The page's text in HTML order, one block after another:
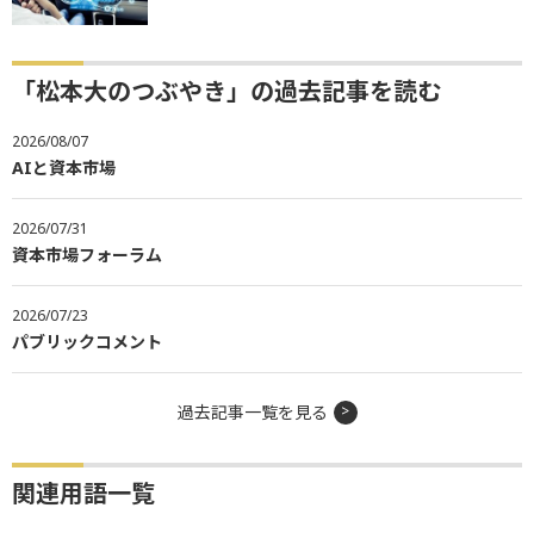
「松本大のつぶやき」の過去記事を読む
2026/08/07
AIと資本市場
2026/07/31
資本市場フォーラム
2026/07/23
パブリックコメント
過去記事一覧を見る
関連用語一覧